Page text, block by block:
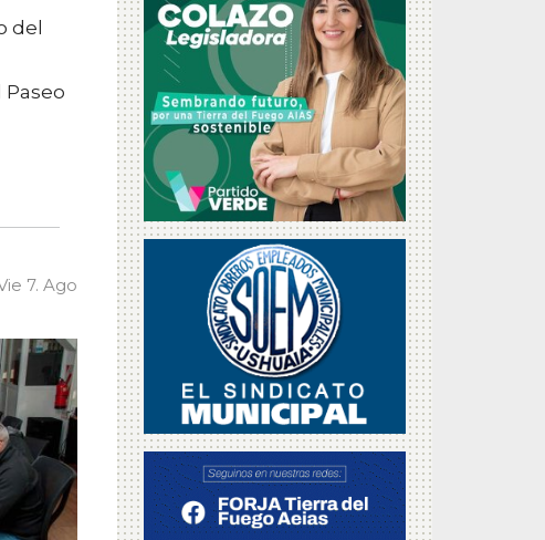
del
Paseo
7. Ago